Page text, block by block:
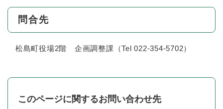
問合先
松島町役場2階 企画調整課（Tel 022-354-5702）
このページに関するお問い合わせ先